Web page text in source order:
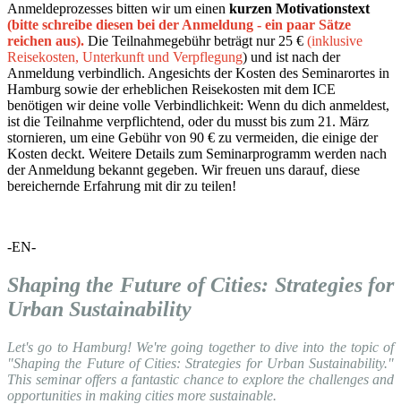
Anmeldeprozesses bitten wir um einen kurzen Motivationstext
(bitte schreibe diesen bei der Anmeldung - ein paar Sätze
reichen aus). Die Teilnahmegebühr beträgt nur 25 € (inklusive
Reisekosten, Unterkunft und Verpflegung) und ist nach der
Anmeldung verbindlich. Angesichts der Kosten des Seminarortes in
Hamburg sowie der erheblichen Reisekosten mit dem ICE
benötigen wir deine volle Verbindlichkeit: Wenn du dich anmeldest,
ist die Teilnahme verpflichtend, oder du musst bis zum 21. März
stornieren, um eine Gebühr von 90 € zu vermeiden, die einige der
Kosten deckt. Weitere Details zum Seminarprogramm werden nach
der Anmeldung bekannt gegeben. Wir freuen uns darauf, diese
bereichernde Erfahrung mit dir zu teilen!
-EN-
Shaping the Future of Cities: Strategies for
Urban Sustainability
Let's go to Hamburg! We're going together to dive into the topic of
"Shaping the Future of Cities: Strategies for Urban Sustainability."
This seminar offers a fantastic chance to explore the challenges and
opportunities in making cities more sustainable.